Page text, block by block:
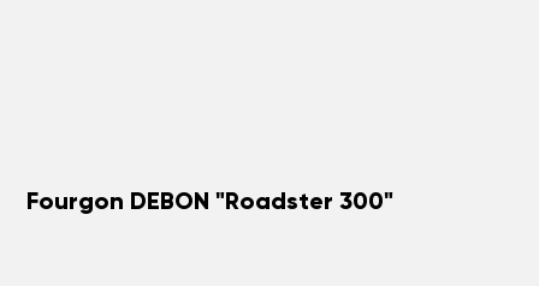
Fourgon DEBON "Roadster 300"